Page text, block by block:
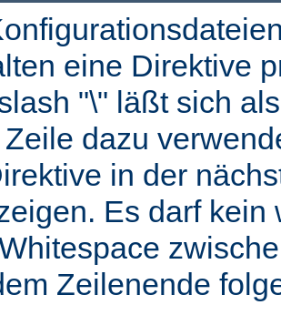
eine Direktive
"\" läßt sich
dazu
in der
Es darf kein
Zeilenende